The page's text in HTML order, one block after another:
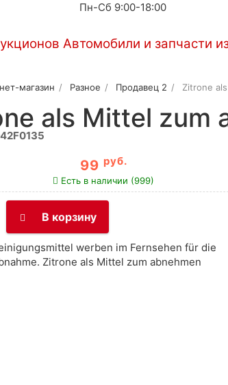
Пн-Сб 9:00-18:00
магазин Разное Продавец 2 Zitrone
als Mittel zum
99 руб.
Есть в наличии (999)
В корзину
werben im Fernsehen für die
Zitrone als Mittel zum abnehmen